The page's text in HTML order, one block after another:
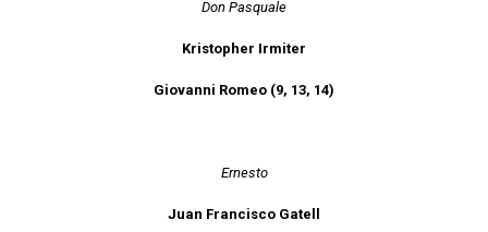
Don Pasquale
Kristopher Irmiter
Giovanni Romeo (9, 13, 14)
Ernesto
Juan Francisco Gatell